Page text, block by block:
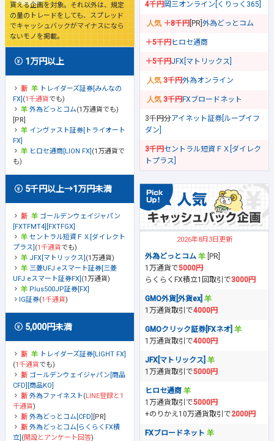
貰える企画を対象。それ以外は、規定
の量のトレードをしても、スプレッド
でキャッシュバックがマイナスになら
ないモノを掲載。
1万円以上
トレイダーズ証券[みんなの
FX] (1千通貨でも)
外為どっとコム(1万通貨でも)
[PR]
インヴァスト証券[トライオート
FX]
ヒロセ通商[LION FX] (1万通貨で
も)
5千円以上→1万円未満
ゴールデンウェイジャパン
[FXTFMT4][FXTFGX]
セントラル短資ＦＸ[ダイレクト
プラス] (1千通貨でも)
JFX[マトリックス] (1万通貨)
三菱UFJ eスマート証券[三菱
UFJ eスマート証券FX] (1万通貨)
Plus500JP証券[FX]
IG証券(1千通貨)
5,000円未満
トレイダーズ証券[LIGHT FX]
(1千通貨でも)
ゴールデンウェイジャパン[商品
CFD][商品KO]
外為ファイネスト(LINE登録と1
千通貨)
外為どっとコム[CFD] [PR]
外為どっとコム[らくらくFX積
立] (開設とアンケート回答)
4千円岡三オンライン[くりっく365]
＋8千円 [PR] 外為どっとコム
＋5千円ヒロセ通商
＋5千円JFX[マトリックス]
3千円外為オンライン
3千円FXブロードネット
3千円分アイネット証券[ループイフ
ダン]
3千円セントラル短資ＦＸ[ダイレク
トプラス]
2026年8月3日更新
外為どっとコム
[PR]
1万通貨で5000円
らくらくFX積立1回取引で3000円
GMO外貨[外貨ex]
1万通貨取引で4000円
GMOクリック証券[FXネオ]
1万通貨取引で4000円
JFX[マトリックス]
1万通貨取引で5000円
ヒロセ通商
1万通貨取引で5000円
+のりかえ10万通貨取引で2000円
FXブロードネット